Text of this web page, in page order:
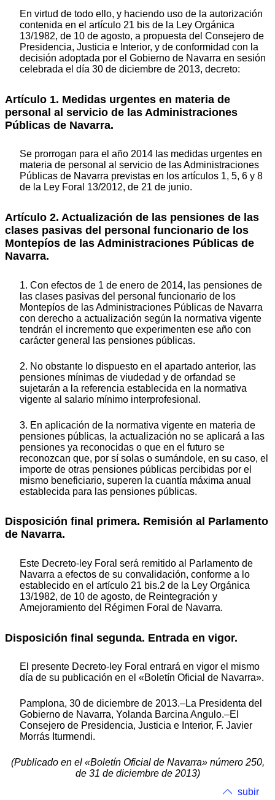
En virtud de todo ello, y haciendo uso de la autorización
contenida en el artículo 21 bis de la Ley Orgánica
13/1982, de 10 de agosto, a propuesta del Consejero de
Presidencia, Justicia e Interior, y de conformidad con la
decisión adoptada por el Gobierno de Navarra en sesión
celebrada el día 30 de diciembre de 2013, decreto:
Artículo 1. Medidas urgentes en materia de
personal al servicio de las Administraciones
Públicas de Navarra.
Se prorrogan para el año 2014 las medidas urgentes en
materia de personal al servicio de las Administraciones
Públicas de Navarra previstas en los artículos 1, 5, 6 y 8
de la Ley Foral 13/2012, de 21 de junio.
Artículo 2. Actualización de las pensiones de las
clases pasivas del personal funcionario de los
Montepíos de las Administraciones Públicas de
Navarra.
1. Con efectos de 1 de enero de 2014, las pensiones de
las clases pasivas del personal funcionario de los
Montepíos de las Administraciones Públicas de Navarra
con derecho a actualización según la normativa vigente
tendrán el incremento que experimenten ese año con
carácter general las pensiones públicas.
2. No obstante lo dispuesto en el apartado anterior, las
pensiones mínimas de viudedad y de orfandad se
sujetarán a la referencia establecida en la normativa
vigente al salario mínimo interprofesional.
3. En aplicación de la normativa vigente en materia de
pensiones públicas, la actualización no se aplicará a las
pensiones ya reconocidas o que en el futuro se
reconozcan que, por sí solas o sumándole, en su caso, el
importe de otras pensiones públicas percibidas por el
mismo beneficiario, superen la cuantía máxima anual
establecida para las pensiones públicas.
Disposición final primera. Remisión al Parlamento
de Navarra.
Este Decreto-ley Foral será remitido al Parlamento de
Navarra a efectos de su convalidación, conforme a lo
establecido en el artículo 21 bis.2 de la Ley Orgánica
13/1982, de 10 de agosto, de Reintegración y
Amejoramiento del Régimen Foral de Navarra.
Disposición final segunda. Entrada en vigor.
El presente Decreto-ley Foral entrará en vigor el mismo
día de su publicación en el «Boletín Oficial de Navarra».
Pamplona, 30 de diciembre de 2013.–La Presidenta del
Gobierno de Navarra, Yolanda Barcina Angulo.–El
Consejero de Presidencia, Justicia e Interior, F. Javier
Morrás Iturmendi.
(Publicado en el «Boletín Oficial de Navarra» número 250,
de 31 de diciembre de 2013)
subir